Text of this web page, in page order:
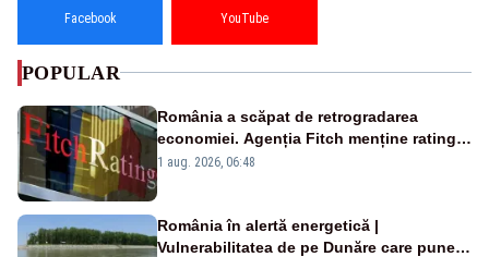
Facebook YouTube
POPULAR
România a scăpat de retrogradarea
economiei. Agenția Fitch menține ratingul
„BBB-” cu perspectivă negativă
1 aug. 2026, 06:48
România în alertă energetică |
Vulnerabilitatea de pe Dunăre care pune